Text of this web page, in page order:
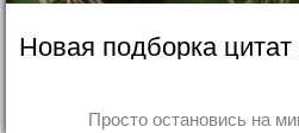
Новая подборка
Просто остановись на